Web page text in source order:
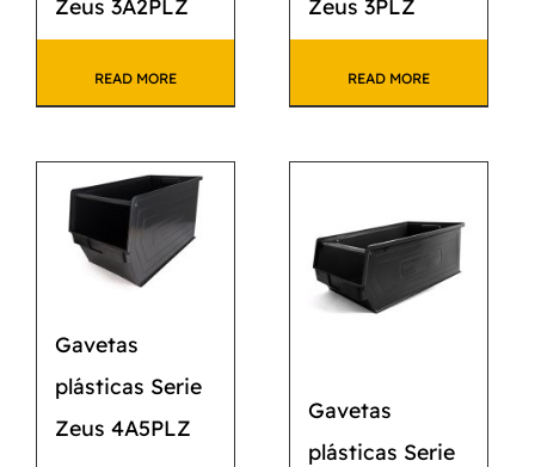
Zeus 3A2PLZ
READ MORE
Zeus 3PLZ
READ MORE
Gavetas
plásticas Serie
Zeus 4A5PLZ
Gavetas
plásticas Serie